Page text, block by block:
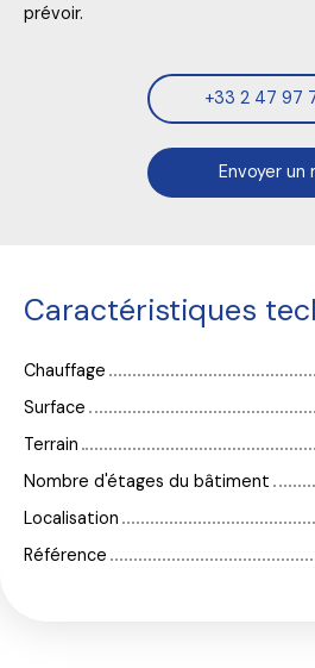
prévoir.
+33 2 47 97
Envoyer un
Caractéristiques
Chauffage
Surface
Terrain
Nombre d'étages du bâtiment
Localisation
Référence